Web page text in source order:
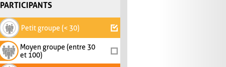
PARTICIPANTS
Petit groupe (< 30)
Moyen groupe (entre 30
et 100)